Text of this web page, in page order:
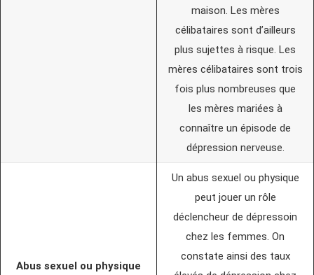
maison. Les mères
célibataires sont d’ailleurs
plus sujettes à risque. Les
mères célibataires sont trois
fois plus nombreuses que
les mères mariées à
connaître un épisode de
dépression nerveuse.
Abus sexuel ou physique
Un abus sexuel ou physique
peut jouer un rôle
déclencheur de dépressoin
chez les femmes. On
constate ainsi des taux